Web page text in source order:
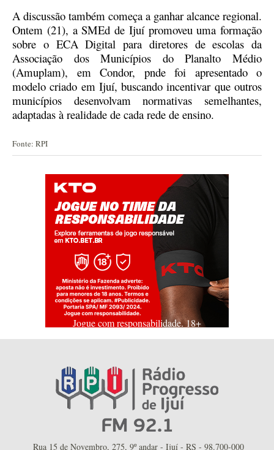
A discussão também começa a ganhar alcance regional.
Ontem (21), a SMEd de Ijuí promoveu uma formação
sobre o ECA Digital para diretores de escolas da
Associação dos Municípios do Planalto Médio
(Amuplam), em Condor, pnde foi apresentado o
modelo criado em Ijuí, buscando incentivar que outros
municípios desenvolvam normativas semelhantes,
adaptadas à realidade de cada rede de ensino.
Fonte: RPI
Jogue com responsabilidade. 18+
Rua 15 de Novembro, 275, 9º andar - Ijuí - RS - 98.700-000